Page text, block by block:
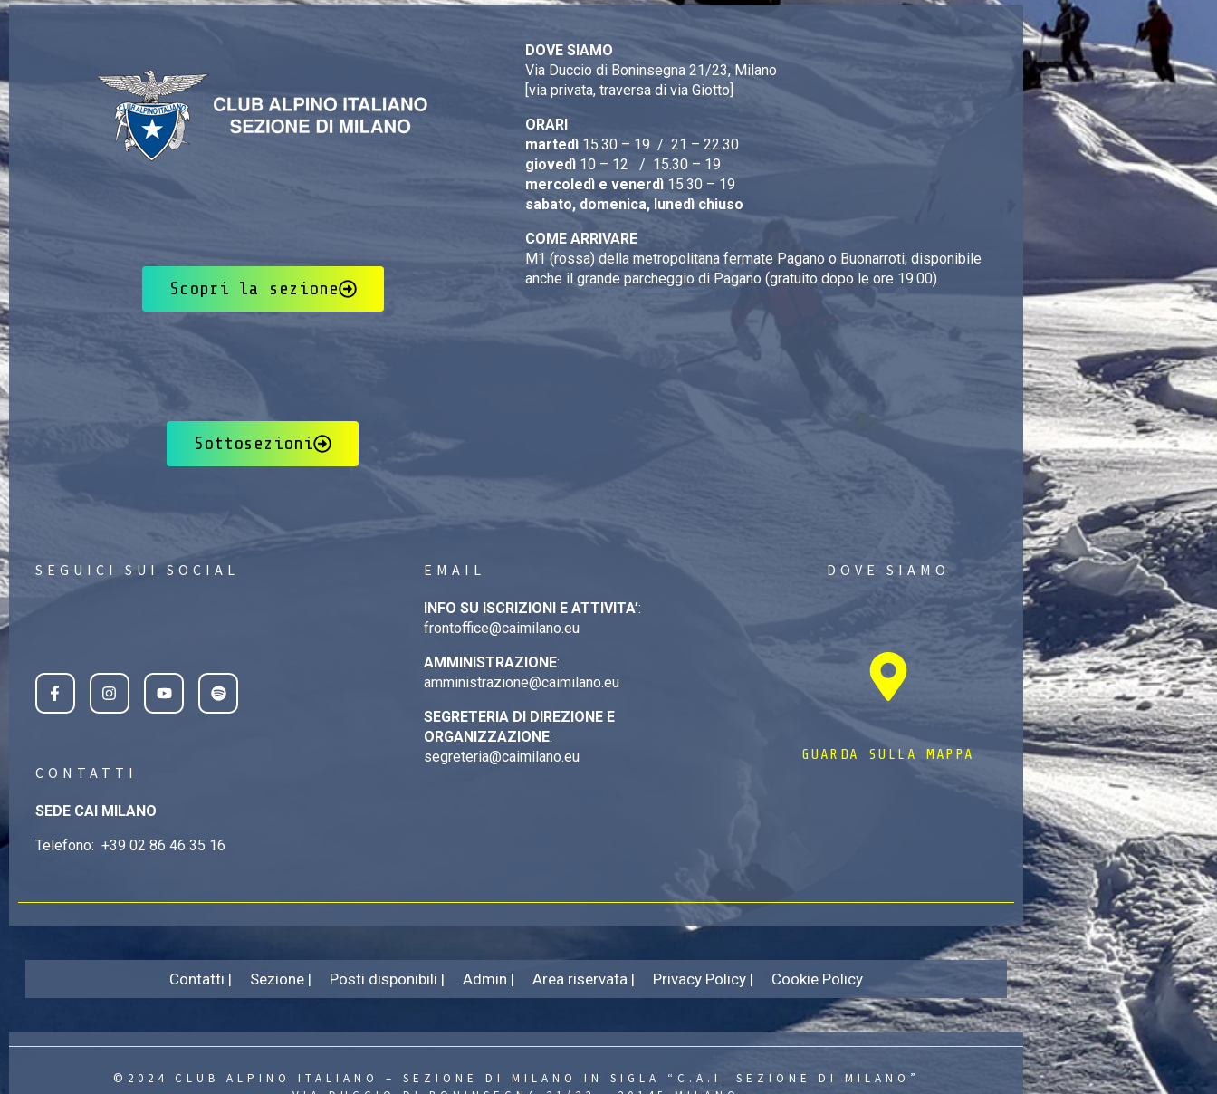
Scopri la sezione
Sottosezioni
DOVE SIAMO
Via Duccio di Boninsegna 21/23, Milano
[via privata, traversa di via Giotto]
ORARI
martedì 15.30 – 19 / 21 – 22.30
giovedì 10 – 12 / 15.30 – 19
mercoledì e venerdì 15.30 – 19
sabato, domenica, lunedì chiuso
COME ARRIVARE
M1 (rossa) della metropolitana fermate Pagano o Buonarroti; disponibile
anche il grande parcheggio di Pagano (gratuito dopo le ore 19.00).
SEGUICI SUI SOCIAL
CONTATTI
SEDE CAI MILANO
Telefono: +39 02 86 46 35 16
EMAIL
INFO SU ISCRIZIONI E ATTIVITA’:
frontoffice@caimilano.eu
AMMINISTRAZIONE:
amministrazione@caimilano.eu
SEGRETERIA DI DIREZIONE E
ORGANIZZAZIONE:
segreteria@caimilano.eu
DOVE SIAMO
GUARDA SULLA MAPPA
Contatti | Sezione | Posti disponibili | Admin | Area riservata | Privacy Policy | Cookie Policy
©2024 CLUB ALPINO ITALIANO – SEZIONE DI MILANO IN SIGLA “C.A.I. SEZIONE DI MILANO”